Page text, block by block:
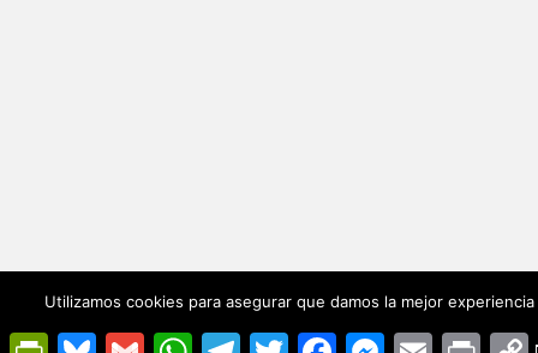
PrintFriendly
BlueskyGmail WhatsAppTelegramTwitter FacebookMessenger
Email Print
Utilizamos cookies para asegurar que damos la mejor